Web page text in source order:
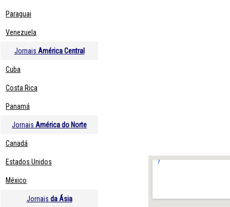
Paraguai
Venezuela
Jornais América Central
Cuba
Costa Rica
Panamá
Jornais América do Norte
Canadá
Estados Unidos
México
Jornais da Ásia